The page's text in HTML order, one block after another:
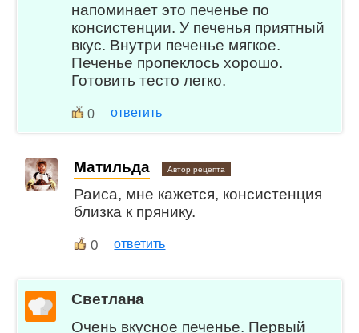
напоминает это печенье по
консистенции. У печенья приятный
вкус. Внутри печенье мягкое.
Печенье пропеклось хорошо.
Готовить тесто легко.
0 ответить
Матильда Автор рецепта
Раиса, мне кажется, консистенция
близка к прянику.
0 ответить
Светлана
Очень вкусное печенье. Первый